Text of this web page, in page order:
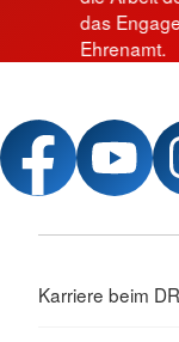
das
Ehrenamt.
Karriere beim